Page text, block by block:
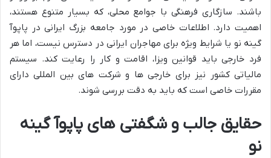
باشند. سازگاری فرهنگی با جوامع محلی، که بسیار متنوع هستند،
اهمیت دارد. اطلاعات خاصی در مورد جامعه بزرگ ایرانی در پاپوآ
گینه نو یا شرایط ویژه برای مهاجران ایرانی در دسترس نیست، اما هر
فرد خارجی باید قوانین ویزا، اقامت و کار را رعایت کند. سیستم
مالیاتی کشور نیز برای خارجی ها و شرکت های بین المللی دارای
مقررات خاصی است که باید به دقت بررسی شوند.
حقایق جالب و شگفتی های پاپوآ گینه
نو